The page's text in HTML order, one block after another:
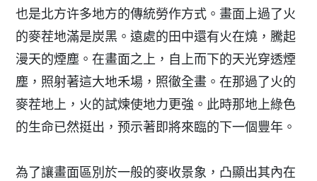
也是北方许多地方的傳統勞作方式。畫面上過了火
的麥茬地滿是炭黑。遠處的田中還有火在燒，騰起
漫天的煙塵。在畫面之上，自上而下的天光穿透煙
塵，照射著這大地禾場，照徹全畫。在那過了火的
麥茬地上，火的試煉使地力更強。此時那地上綠色
的生命已然挺出，预示著即將來臨的下一個豐年。
為了讓畫面區別於一般的麥收景象，凸顯出其內在